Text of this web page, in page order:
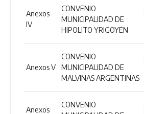
Anexos
IV
CONVENIO
MUNICIPALIDAD DE
HIPOLITO YRIGOYEN
Anexos V
CONVENIO
MUNICIPALIDAD DE
MALVINAS ARGENTINAS
Anexos
CONVENIO